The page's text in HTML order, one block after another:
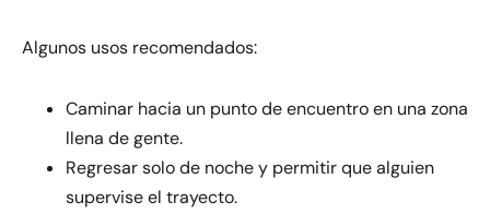
Algunos usos recomendados:
Caminar hacia un punto de encuentro en una zona
llena de gente.
Regresar solo de noche y permitir que alguien
supervise el trayecto.